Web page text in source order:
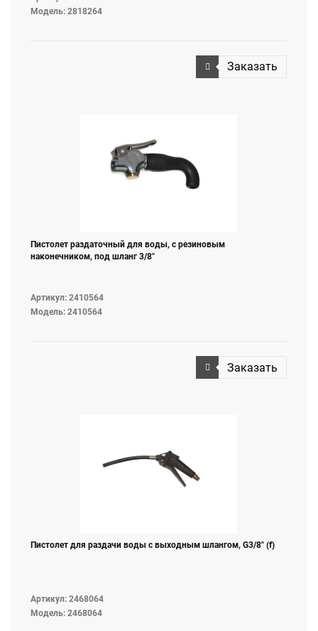
Модель: 2818264
Заказать
Пистолет раздаточный для воды, с резиновым
наконечником, под шланг 3/8"
Артикул: 2410564
Модель: 2410564
Заказать
Пистолет для раздачи воды с выходным шлангом, G3/8" (f)
Артикул: 2468064
Модель: 2468064